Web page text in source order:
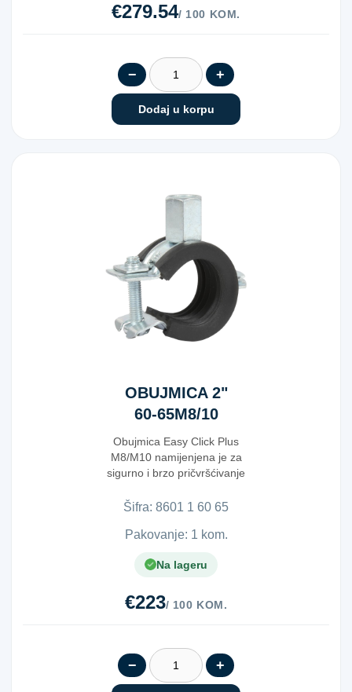
€279.54/ 100 KOM.
− +
Dodaj u korpu
OBUJMICA 2"
60-65M8/10
Obujmica Easy Click Plus
M8/M10 namijenjena je za
sigurno i brzo pričvršćivanje
Šifra: 8​6​0​1​ ​1​ ​6​0​ ​6​5​
Pakovanje: 1 kom.
Na lageru
€223/ 100 KOM.
− +